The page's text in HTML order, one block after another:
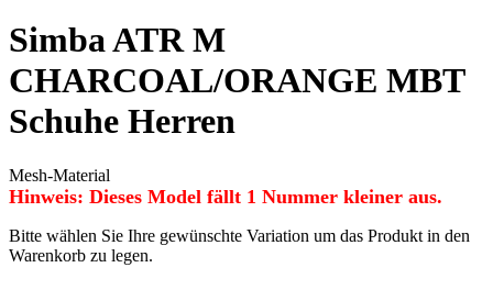
Simba ATR M
CHARCOAL/ORANGE MBT
Schuhe Herren
Mesh-Material
Hinweis: Dieses Model fällt 1 Nummer kleiner aus.
Bitte wählen Sie Ihre gewünschte Variation um das Produkt in den
Warenkorb zu legen.